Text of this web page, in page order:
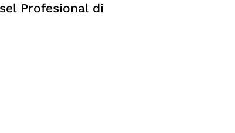
Profesional di